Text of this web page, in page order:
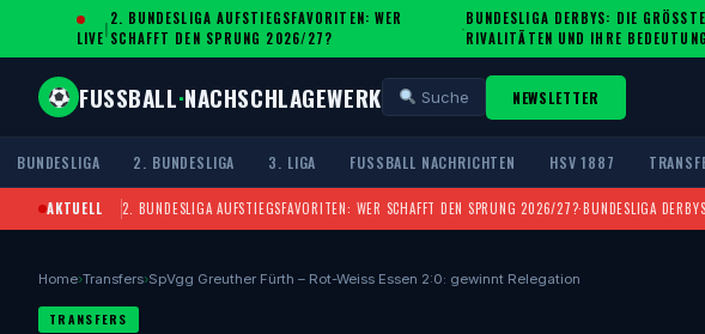
LIVE
|
2. BUNDESLIGA AUFSTIEGSFAVORITEN: WER
SCHAFFT DEN SPRUNG 2026/27?
·
BUNDESLIGA DERBYS: DIE GRÖSSTEN
IVALITÄTEN UND IHRE BEDEUTUNG
FUSSBALL·NACHSCHLAGEWERK Suche NEWSLETTER
BUNDESLIGA 2. BUNDESLIGA 3. LIGA FUSSBALL NACHRICHTEN HSV 1887
AKTUELL 2. BUNDESLIGA AUFSTIEGSFAVORITEN: WER SCHAFFT DEN SPRUNG 2026/27?·BUNDESLIGA
Home›Transfers›SpVgg Greuther Fürth – Rot-Weiss Essen 2:0: gewinnt Relegation
TRANSFERS